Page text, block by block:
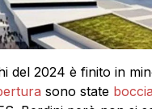
del 2024 è finito in
sono state